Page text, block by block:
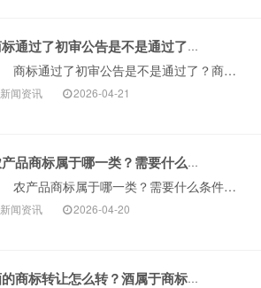
商标通过了初审公告是不是通过了？商标注册成功了？
商标通过了初审公告是不是通过了？商标注册成功了？商标注册将经历从最初提交申请到最终注册公告的多个过程，其间可能会发生各种各样的风险。而且，很多人对···
新闻资讯 2026-04-21
农产品商标属于哪一类？需要什么条件？
农产品商标属于哪一类？需要什么条件？农产品与我们的日常生活息息相关，在平常使用到的机会也比较大，这就造就了农产品市场比较大，因此，很多商家看准商机···
新闻资讯 2026-04-20
酒的商标转让怎么转？酒属于商标哪个类别？